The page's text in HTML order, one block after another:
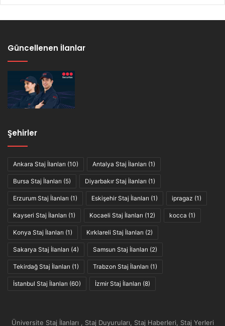
Güncellenen İlanlar
Şehirler
Ankara Staj İlanları (10) Antalya Staj İlanları (1)
Bursa Staj İlanları (5) Diyarbakır Staj İlanları (1)
Erzurum Staj İlanları (1) Eskişehir Staj İlanları (1) ipragaz (1)
Kayseri Staj İlanları (1) Kocaeli Staj İlanları (12) kocca (1)
Konya Staj İlanları (1) Kırklareli Staj İlanları (2)
Sakarya Staj İlanları (4) Samsun Staj İlanları (2)
Tekirdağ Staj İlanları (1) Trabzon Staj İlanları (1)
İstanbul Staj İlanları (60) İzmir Staj İlanları (8)
Üniversite Staj İlanları , Staj Duyuruları, Staj Haberleri, Staj Yerleri